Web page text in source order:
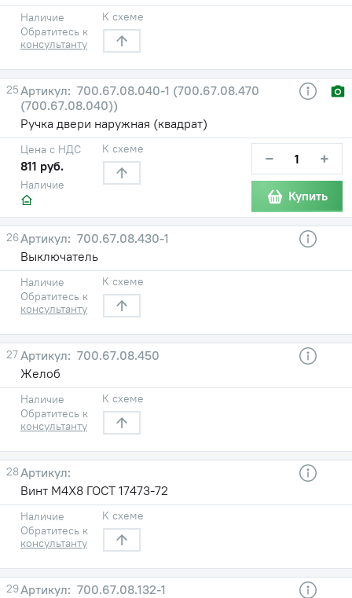
Наличие
Обратитесь к
консультанту
К схеме
25
700.67.08.040-1 (700.67.08.470
(700.67.08.040))
Ручка двери наружная (квадрат)
Наличие
Цена с НДС
811 руб.
К схеме − +
Купить
26
700.67.08.430-1
Выключатель
Наличие
Обратитесь к
консультанту
К схеме
27
700.67.08.450
Желоб
Наличие
Обратитесь к
консультанту
К схеме
28
Винт М4X8 ГОСТ 17473-72
Наличие
Обратитесь к
консультанту
К схеме
29
700.67.08.132-1